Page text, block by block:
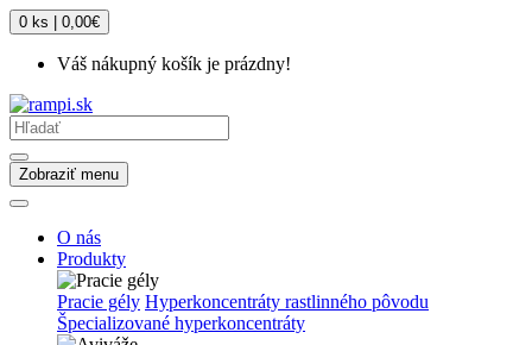
0 ks | 0,00€
Váš nákupný košík je prázdny!
Zobraziť menu
O nás
Produkty
Pracie gély Hyperkoncentráty rastlinného pôvodu
Špecializované hyperkoncentráty